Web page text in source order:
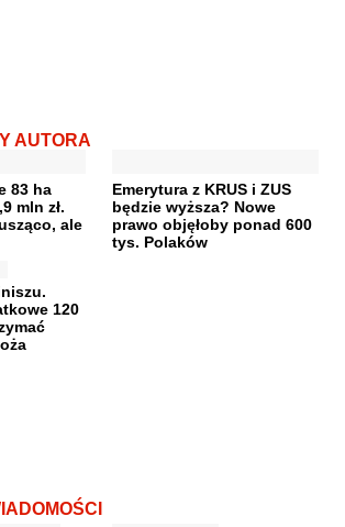
AUTORA
83 ha
mln zł.
ale
Emerytura z KRUS i ZUS
będzie wyższa? Nowe
prawo objęłoby ponad 600
tys. Polaków
120